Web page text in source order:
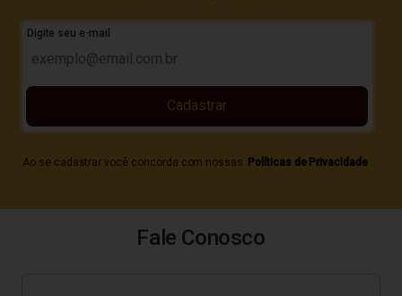
Digite seu e-mail
Ao se cadastrar você concorda com nossas Políticas de Privacidade
Cadastrar
Fale Conosco